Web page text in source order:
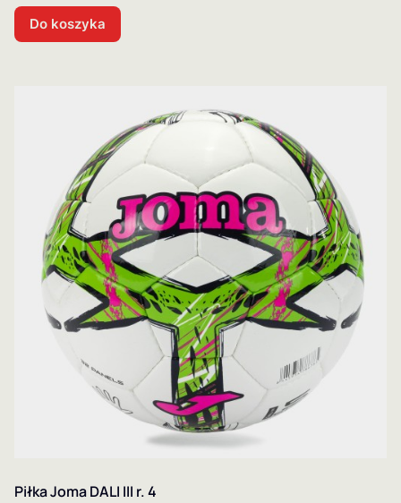
Do koszyka
Piłka Joma DALI III r. 4